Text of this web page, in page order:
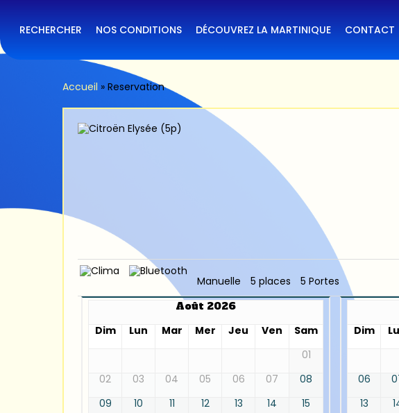
main
content
RECHERCHER NOS CONDITIONS DÉCOUVREZ LA MARTINIQUE CONTACT
Accueil » Reservation
Manuelle 5 places
5 Portes
Août 2026
Dim
Lun Mar Mer Jeu Ven
Sam
01
02
03 04 05 06 07
08
09
10 11 12 13 14
15
Dim
06
13